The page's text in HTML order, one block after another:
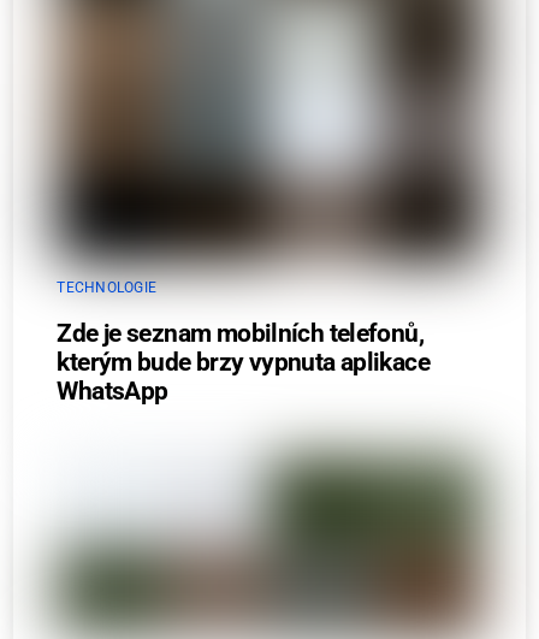
TECHNOLOGIE
Zde je seznam mobilních telefonů,
kterým bude brzy vypnuta aplikace
WhatsApp